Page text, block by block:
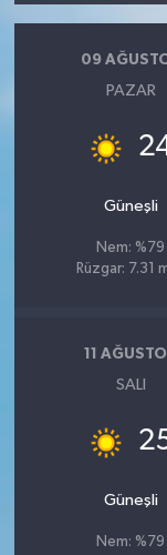
09
PAZAR
Güneşli
Nem: %79
Rüzgar: 7.31
11
SALI
Güneşli
Nem: %79